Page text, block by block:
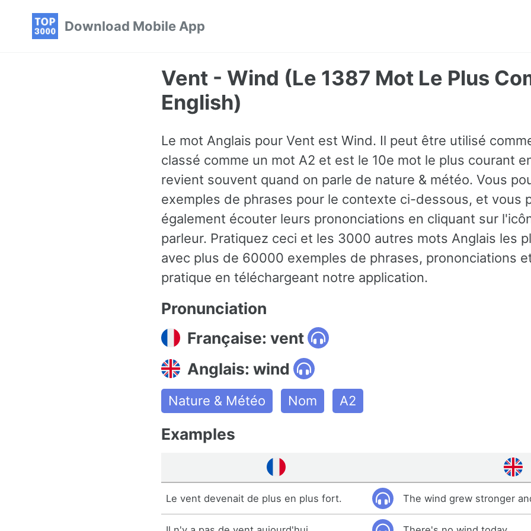
Download Mobile App
Vent - Wind (Le 1387 Mot Le Plus
English)
Le mot Anglais pour Vent est Wind. Il peut être utilisé
classé comme un mot A2 et est le 10e mot le plus courant
revient souvent quand on parle de nature & météo. Vous
exemples de phrases pour le contexte ci-dessous, et vous
également écouter leurs prononciations en cliquant sur
parleur. Pratiquez ceci et les 3000 autres mots Anglais les
avec plus de 60000 exemples de phrases, prononciations
pratique en téléchargeant notre application.
Pronunciation
Française: vent
Anglais: wind
Nature & Météo Nom A2
Examples
Le vent devenait de plus en plus fort. The wind grew stronger